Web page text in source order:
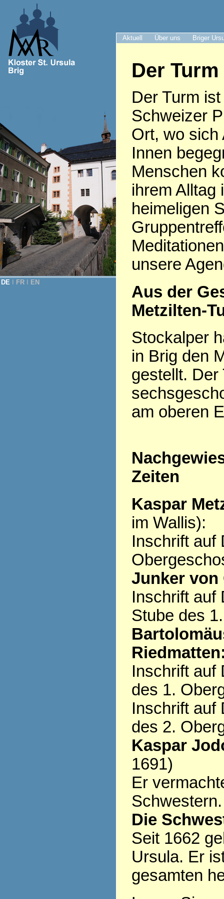
Aktuell Über uns Briger
DE FR EN
Der
Der Turm
Schweizer
Ort, wo sich
Innen
Menschen
ihrem Alltag
heimeligen
unsere
Aus der
Metzilten-
Stockalper
in Brig den
gestellt. Der
am oberen
Zeiten
Kaspar
im Wallis):
Inschrift auf
Junker von
Inschrift auf
Stube des
Inschrift auf
des 1.
Inschrift auf
des 2.
Kaspar
1691)
Er
Schwestern.
Die
Seit 1662
Ursula. Er
gesamten